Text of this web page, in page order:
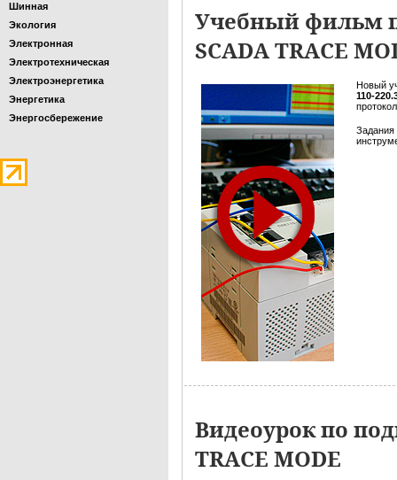
Шинная
Экология
Электронная
Электротехническая
Электроэнергетика
Энергетика
Энергосбережение
Учебный фильм
SCADA TRACE
Новый
110-
Задания
Видеоурок по
TRACE MODE